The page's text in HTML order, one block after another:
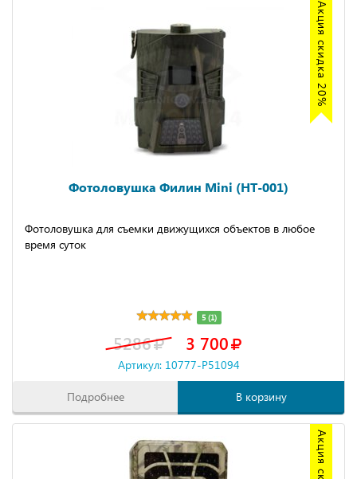
Акция скидка 20%
Фотоловушка Филин Mini (HT-001)
Фотоловушка для съемки движущихся объектов в любое
время суток
5 (1)
5286 3 700
Артикул: 10777-P51094
Подробнее В корзину